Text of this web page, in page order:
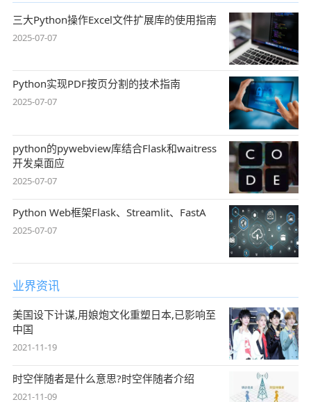
三大Python操作Excel文件扩展库的使用指南
2025-07-07
Python实现PDF按页分割的技术指南
2025-07-07
python的pywebview库结合Flask和waitress
开发桌面应
2025-07-07
Python Web框架Flask、Streamlit、FastA
2025-07-07
业界资讯
美国设下计谋,用娘炮文化重塑日本,已影响至
中国
2021-11-19
时空伴随者是什么意思?时空伴随者介绍
2021-11-09